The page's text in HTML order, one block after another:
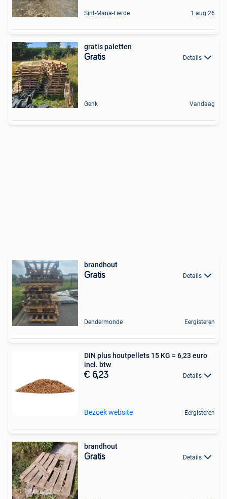
Sint-Maria-Lierde 1 aug 26
gratis paletten
Gratis Details
Genk Vandaag
brandhout
Gratis Details
Dendermonde Eergisteren
DIN plus houtpellets 15 KG = 6,23 euro
incl. btw
€ 6,23 Details
Bezoek website Eergisteren
brandhout
Gratis Details